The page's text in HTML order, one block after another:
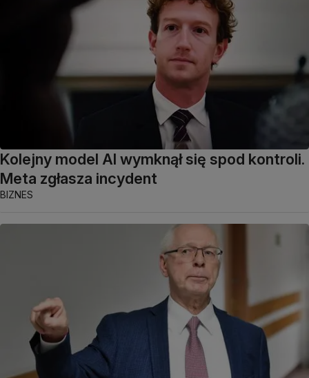
Kolejny model AI wymknął się spod kontroli.
Meta zgłasza incydent
BIZNES